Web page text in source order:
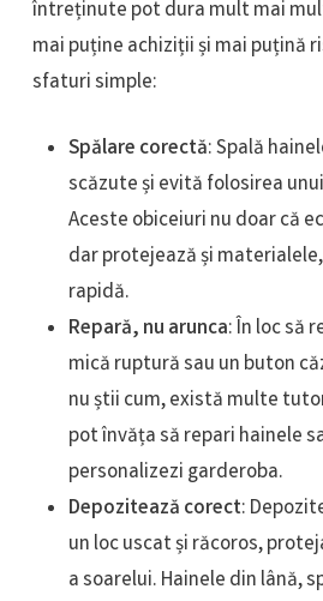
întreținute pot dura mult mai
mai puține achiziții și mai puțină
sfaturi simple:
Spălare corectă: Spală
scăzute și evită folosirea
Aceste obiceiuri nu doar că
dar protejează și
rapidă.
Repară, nu arunca: În loc să
mică ruptură sau un buton
nu știi cum, există multe
pot învăța să repari hainele
personalizezi garderoba.
Depozitează corect:
un loc uscat și răcoros,
a soarelui. Hainele din lână,